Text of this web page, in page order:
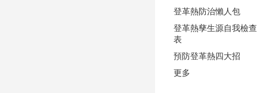
登革熱防治懶人包
登革熱孳生源自我檢查
表
預防登革熱四大招
更多